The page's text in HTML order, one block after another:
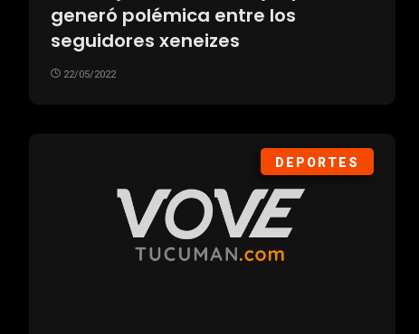
generó polémica entre los
seguidores xeneizes
22/05/2022
DEPORTES